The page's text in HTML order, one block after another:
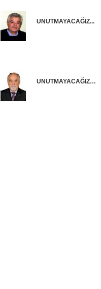
UNUTMAYACAĞIZ...
UNUTMAYACAĞIZ…